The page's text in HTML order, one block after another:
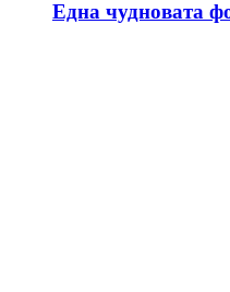
Една чудновата